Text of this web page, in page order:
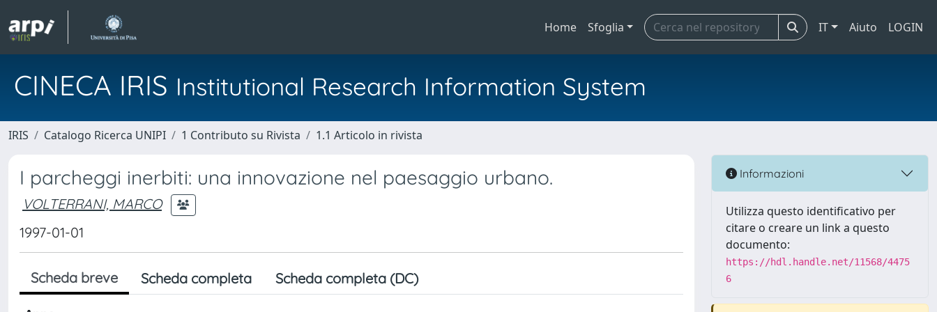
Home Sfoglia IT Aiuto LOGIN
CINECA IRIS Institutional Research Information System
IRIS Catalogo Ricerca UNIPI 1 Contributo su Rivista 1.1 Articolo in rivista
I parcheggi inerbiti: una innovazione nel paesaggio urbano.
VOLTERRANI, MARCO
1997-01-01
Scheda breve Scheda completa Scheda completa (DC)
Informazioni
Utilizza questo identificativo per
citare o creare un link a questo
documento:
https://hdl.handle.net/11568/4475
6